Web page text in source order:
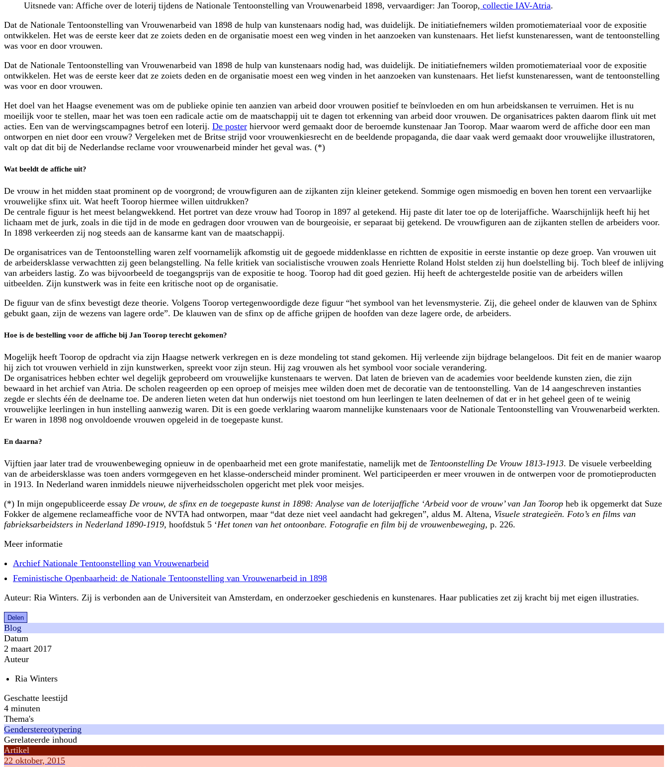
Uitsnede van: Affiche over de loterij tijdens de Nationale Tentoonstelling van Vrouwenarbeid 1898, vervaardiger: Jan Toorop, collectie IAV-Atria.
Dat de Nationale Tentoonstelling van Vrouwenarbeid van 1898 de hulp van kunstenaars nodig had, was duidelijk. De initiatiefnemers wilden promotiemateriaal voor de expositie
ontwikkelen. Het was de eerste keer dat ze zoiets deden en de organisatie moest een weg vinden in het aanzoeken van kunstenaars. Het liefst kunstenaressen, want de tentoonstelling
was voor en door vrouwen.
Dat de Nationale Tentoonstelling van Vrouwenarbeid van 1898 de hulp van kunstenaars nodig had, was duidelijk. De initiatiefnemers wilden promotiemateriaal voor de expositie
ontwikkelen. Het was de eerste keer dat ze zoiets deden en de organisatie moest een weg vinden in het aanzoeken van kunstenaars. Het liefst kunstenaressen, want de tentoonstelling
was voor en door vrouwen.
Het doel van het Haagse evenement was om de publieke opinie ten aanzien van arbeid door vrouwen positief te beïnvloeden en om hun arbeidskansen te verruimen. Het is nu
moeilijk voor te stellen, maar het was toen een radicale actie om de maatschappij uit te dagen tot erkenning van arbeid door vrouwen. De organisatrices pakten daarom flink uit met
acties. Een van de wervingscampagnes betrof een loterij. De poster hiervoor werd gemaakt door de beroemde kunstenaar Jan Toorop. Maar waarom werd de affiche door een man
ontworpen en niet door een vrouw? Vergeleken met de Britse strijd voor vrouwenkiesrecht en de beeldende propaganda, die daar vaak werd gemaakt door vrouwelijke illustratoren,
valt op dat dit bij de Nederlandse reclame voor vrouwenarbeid minder het geval was. (*)
Wat beeldt de affiche uit?
De vrouw in het midden staat prominent op de voorgrond; de vrouwfiguren aan de zijkanten zijn kleiner getekend. Sommige ogen mismoedig en boven hen torent een vervaarlijke
vrouwelijke sfinx uit. Wat heeft Toorop hiermee willen uitdrukken?
De centrale figuur is het meest belangwekkend. Het portret van deze vrouw had Toorop in 1897 al getekend. Hij paste dit later toe op de loterijaffiche. Waarschijnlijk heeft hij het
lichaam met de jurk, zoals in die tijd in de mode en gedragen door vrouwen van de bourgeoisie, er separaat bij getekend. De vrouwfiguren aan de zijkanten stellen de arbeiders voor.
In 1898 verkeerden zij nog steeds aan de kansarme kant van de maatschappij.
De organisatrices van de Tentoonstelling waren zelf voornamelijk afkomstig uit de gegoede middenklasse en richtten de expositie in eerste instantie op deze groep. Van vrouwen uit
de arbeidersklasse verwachtten zij geen belangstelling. Na felle kritiek van socialistische vrouwen zoals Henriette Roland Holst stelden zij hun doelstelling bij. Toch bleef de inlijving
van arbeiders lastig. Zo was bijvoorbeeld de toegangsprijs van de expositie te hoog. Toorop had dit goed gezien. Hij heeft de achtergestelde positie van de arbeiders willen
uitbeelden. Zijn kunstwerk was in feite een kritische noot op de organisatie.
De figuur van de sfinx bevestigt deze theorie. Volgens Toorop vertegenwoordigde deze figuur “het symbool van het levensmysterie. Zij, die geheel onder de klauwen van de Sphinx
gebukt gaan, zijn de wezens van lagere orde”. De klauwen van de sfinx op de affiche grijpen de hoofden van deze lagere orde, de arbeiders.
Hoe is de bestelling voor de affiche bij Jan Toorop terecht gekomen?
Mogelijk heeft Toorop de opdracht via zijn Haagse netwerk verkregen en is deze mondeling tot stand gekomen. Hij verleende zijn bijdrage belangeloos. Dit feit en de manier waarop
hij zich tot vrouwen verhield in zijn kunstwerken, spreekt voor zijn steun. Hij zag vrouwen als het symbool voor sociale verandering.
De organisatrices hebben echter wel degelijk geprobeerd om vrouwelijke kunstenaars te werven. Dat laten de brieven van de academies voor beeldende kunsten zien, die zijn
bewaard in het archief van Atria. De scholen reageerden op een oproep of meisjes mee wilden doen met de decoratie van de tentoonstelling. Van de 14 aangeschreven instanties
zegde er slechts één de deelname toe. De anderen lieten weten dat hun onderwijs niet toestond om hun leerlingen te laten deelnemen of dat er in het geheel geen of te weinig
vrouwelijke leerlingen in hun instelling aanwezig waren. Dit is een goede verklaring waarom mannelijke kunstenaars voor de Nationale Tentoonstelling van Vrouwenarbeid werkten.
Er waren in 1898 nog onvoldoende vrouwen opgeleid in de toegepaste kunst.
En daarna?
Vijftien jaar later trad de vrouwenbeweging opnieuw in de openbaarheid met een grote manifestatie, namelijk met de Tentoonstelling De Vrouw 1813-1913. De visuele verbeelding
van de arbeidersklasse was toen anders vormgegeven en het klasse-onderscheid minder prominent. Wel participeerden er meer vrouwen in de ontwerpen voor de promotieproducten
in 1913. In Nederland waren inmiddels nieuwe nijverheidsscholen opgericht met plek voor meisjes.
(*) In mijn ongepubliceerde essay De vrouw, de sfinx en de toegepaste kunst in 1898: Analyse van de loterijaffiche ‘Arbeid voor de vrouw’ van Jan Toorop heb ik opgemerkt dat Suze
Fokker de algemene reclameaffiche voor de NVTA had ontworpen, maar “dat deze niet veel aandacht had gekregen”, aldus M. Altena, Visuele strategieën. Foto’s en films van
fabrieksarbeidsters in Nederland 1890-1919, hoofdstuk 5 ‘Het tonen van het ontoonbare. Fotografie en film bij de vrouwenbeweging, p. 226.
Meer informatie
Archief Nationale Tentoonstelling van Vrouwenarbeid
Feministische Openbaarheid: de Nationale Tentoonstelling van Vrouwenarbeid in 1898
Auteur: Ria Winters. Zij is verbonden aan de Universiteit van Amsterdam, en onderzoeker geschiedenis en kunstenares. Haar publicaties zet zij kracht bij met eigen illustraties.
Delen
Blog
Datum
2 maart 2017
Auteur
Ria Winters
Geschatte leestijd
4 minuten
Thema's
Genderstereotypering
Gerelateerde inhoud
Artikel
22 oktober, 2015